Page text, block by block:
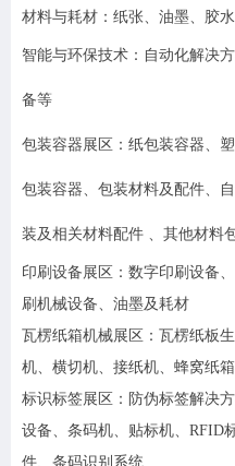
材料与耗材：纸张、油墨、胶
智能与环保技术：自动化解决
备等
包装容器展区：纸包装容器、
包装容器、包装材料及配件、
装及相关材料配件 、其他材料
印刷设备展区：数字印刷设备
刷机械设备、油墨及耗材
瓦楞纸箱机械展区：瓦楞纸板
机、横切机、接纸机、蜂窝纸
标识标签展区：防伪标签解决
设备、条码机、贴标机、RFID
件、条码识别系统